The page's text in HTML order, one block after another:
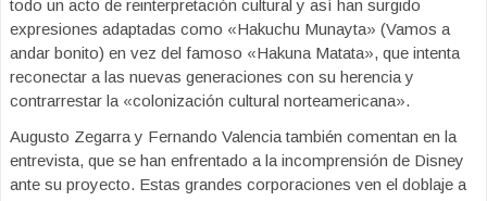
todo un acto de reinterpretación cultural y así han surgido
expresiones adaptadas como «Hakuchu Munayta» (Vamos a
andar bonito) en vez del famoso «Hakuna Matata», que intenta
reconectar a las nuevas generaciones con su herencia y
contrarrestar la «colonización cultural norteamericana».
Augusto Zegarra y Fernando Valencia también comentan en la
entrevista, que se han enfrentado a la incomprensión de Disney
ante su proyecto. Estas grandes corporaciones ven el doblaje a